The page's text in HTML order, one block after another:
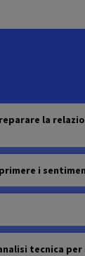
la
i
tecnica